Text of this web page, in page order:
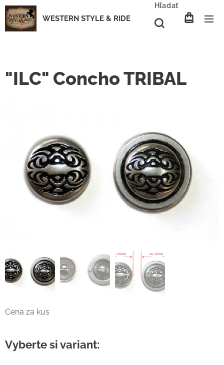
WESTERN STYLE & RIDE
Hľadať
"ILC" Concho TRIBAL
Cena za kus
Vyberte si variant: